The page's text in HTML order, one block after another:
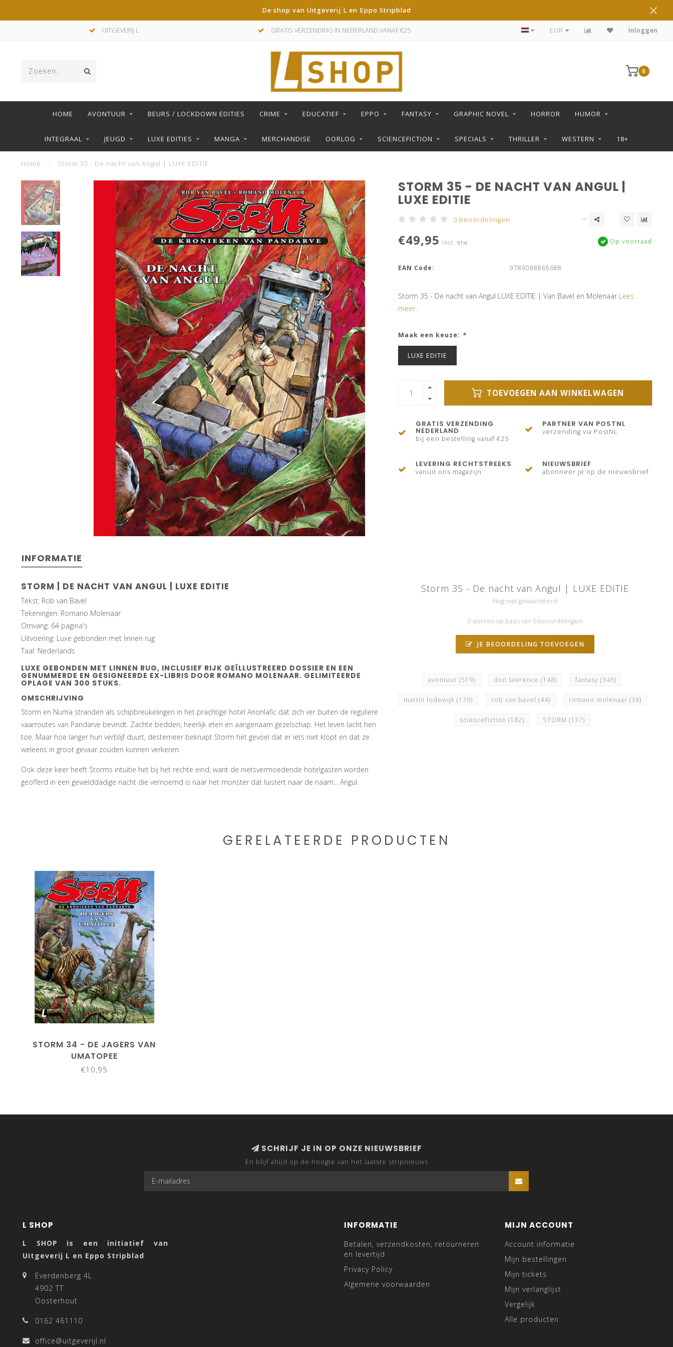
De shop van Uitgeverij L en Eppo Stripblad
UITGEVERIJ L GRATIS VERZENDING IN NEDERLAND VANAF €25 DE LEUKSTE STRIPS KOOP JE IN DE L SHOP
EUR Inloggen
0
HOME AVONTUUR BEURS / LOCKDOWN EDITIES CRIME EDUCATIEF EPPO FANTASY GRAPHIC NOVEL HORROR HUMOR
INTEGRAAL JEUGD LUXE EDITIES MANGA MERCHANDISE OORLOG SCIENCEFICTION SPECIALS THRILLER WESTERN 18+
Home Storm 35 - De nacht van Angul | LUXE EDITIE
STORM 35 - DE NACHT VAN ANGUL |
LUXE EDITIE
0 beoordelingen
€49,95 Incl. btw Op voorraad
EAN Code: 9789088865688
Storm 35 - De nacht van Angul LUXE EDITIE | Van Bavel en Molenaar Lees
meer..
Maak een keuze: *
LUXE EDITIE
TOEVOEGEN AAN WINKELWAGEN
GRATIS VERZENDING
NEDERLAND
bij een bestelling vanaf €25
PARTNER VAN POSTNL
verzending via PostNL
LEVERING RECHTSTREEKS
vanuit ons magazijn
NIEUWSBRIEF
abonneer je op de nieuwsbrief
INFORMATIE
STORM | DE NACHT VAN ANGUL | LUXE EDITIE
Tekst: Rob van Bavel
Tekeningen: Romano Molenaar
Omvang: 64 pagina's
Uitvoering: Luxe gebonden met linnen rug
Taal: Nederlands
LUXE GEBONDEN MET LINNEN RUG, INCLUSIEF RIJK GEÏLLUSTREERD DOSSIER EN EEN
GENUMMERDE EN GESIGNEERDE EX-LIBRIS DOOR ROMANO MOLENAAR. GELIMITEERDE
OPLAGE VAN 300 STUKS.
OMSCHRIJVING
Storm en Numa stranden als schipbreukelingen in het prachtige hotel Arionlafic dat zich ver buiten de reguliere
vaarroutes van Pandarve bevindt. Zachte bedden, heerlijk eten en aangenaam gezelschap. Het leven lacht hen
toe. Maar hoe langer hun verblijf duurt, destemeer bekruipt Storm het gevoel dat er iets niet klopt en dat ze
weleens in groot gevaar zouden kunnen verkeren.
Ook deze keer heeft Storms intuïtie het bij het rechte eind, want de nietsvermoedende hotelgasten worden
geofferd in een gewelddadige nacht die vernoemd is naar het monster dat luistert naar de naam... Angul.
Storm 35 - De nacht van Angul | LUXE EDITIE
Nog niet gewaardeerd
0 sterren op basis van 0 beoordelingen
JE BEOORDELING TOEVOEGEN
avontuur(519) don lawrence(148) fantasy(345)
martin lodewijk (170) rob van bavel (44) romano molenaar (38)
sciencefiction(182) STORM(137)
GERELATEERDE PRODUCTEN
STORM 34 - DE JAGERS VAN
UMATOPEE
€10,95
SCHRIJF JE IN OP ONZE NIEUWSBRIEF
En blijf altijd op de hoogte van het laatste stripnieuws
L SHOP
L SHOP is een initiatief van
Uitgeverij L en Eppo Stripblad
Everdenberg 4L
4902 TT
Oosterhout
0162 461110
office@uitgeverijl.nl
INFORMATIE
Betalen, verzendkosten, retourneren
en levertijd
Privacy Policy
Algemene voorwaarden
MIJN ACCOUNT
Account informatie
Mijn bestellingen
Mijn tickets
Mijn verlanglijst
Vergelijk
Alle producten